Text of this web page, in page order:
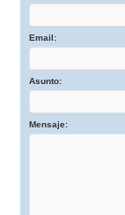
Email:
Asunto:
Mensaje: